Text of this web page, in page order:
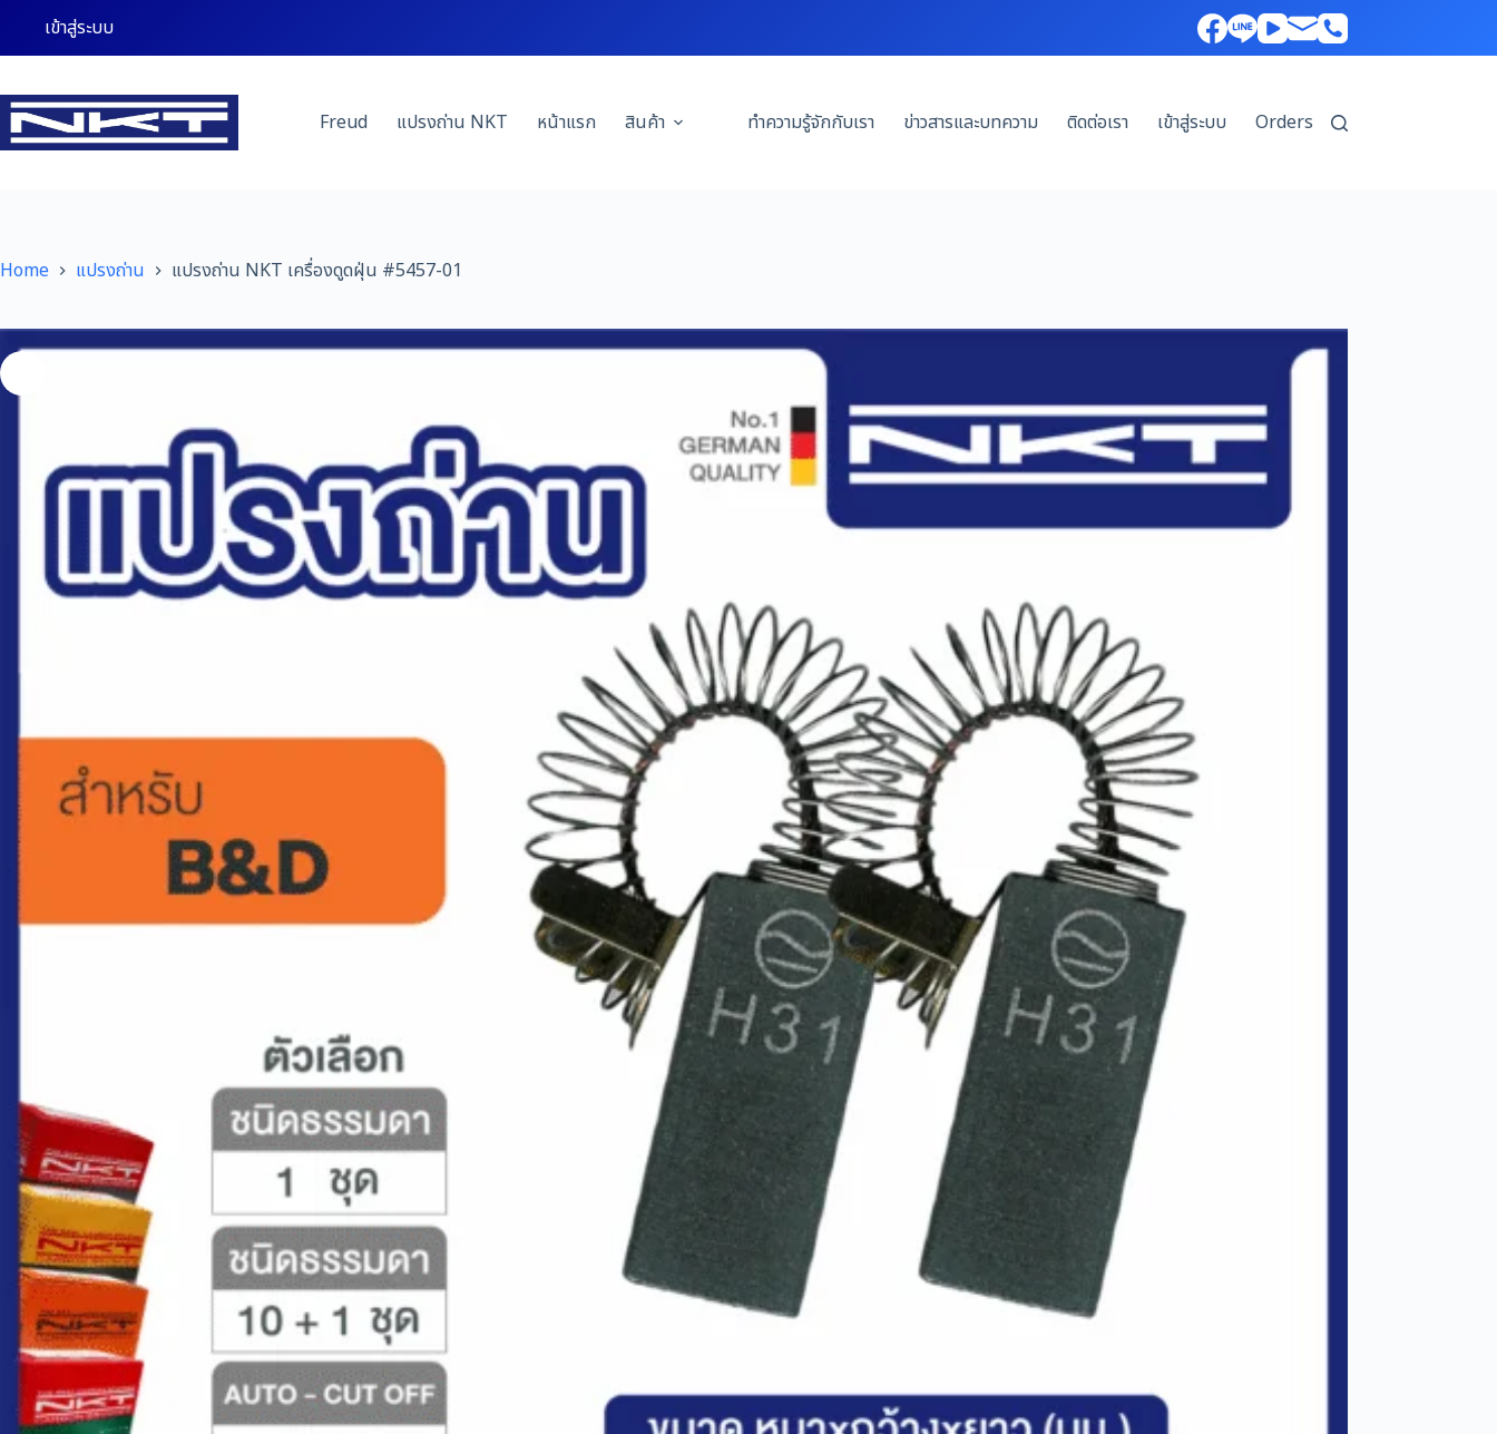
เข้าสู่ระบบ
Freud แปรงถ่าน NKT หน้าแรก สินค้า ทำความรู้จักกับเรา ข่าวสารและบทความ ติดต่อเรา เข้าสู่ระบบ Orders
Home แปรงถ่าน แปรงถ่าน NKT เครื่องดูดฝุ่น #5457-01